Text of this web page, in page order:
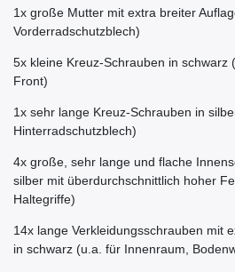
1x große Mutter mit extra breiter
Vorderradschutzblech)
5x kleine Kreuz-Schrauben in schwarz
Front)
1x sehr lange Kreuz-Schrauben in
Hinterradschutzblech)
4x große, sehr lange und flache
silber mit überdurchschnittlich hoher
Haltegriffe)
14x lange Verkleidungsschrauben mit
in schwarz (u.a. für Innenraum,